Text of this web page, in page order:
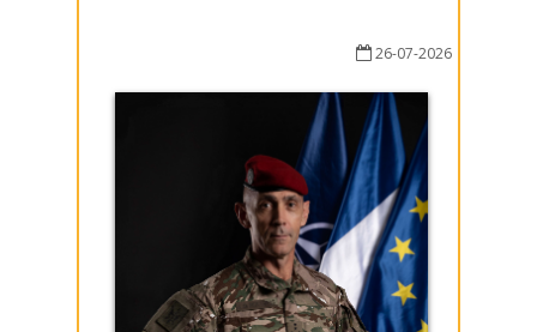
26-07-2026